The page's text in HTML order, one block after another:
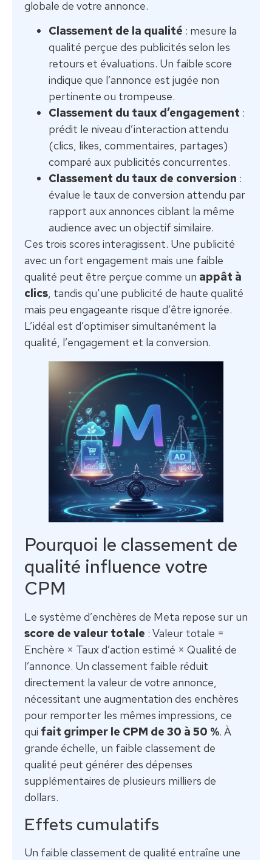
globale de votre annonce.
Classement de la qualité : mesure la
qualité perçue des publicités selon les
retours et évaluations. Un faible score
indique que l’annonce est jugée non
pertinente ou trompeuse.
Classement du taux d’engagement :
prédit le niveau d’interaction attendu
(clics, likes, commentaires, partages)
comparé aux publicités concurrentes.
Classement du taux de conversion :
évalue le taux de conversion attendu par
rapport aux annonces ciblant la même
audience avec un objectif similaire.
Ces trois scores interagissent. Une publicité
avec un fort engagement mais une faible
qualité peut être perçue comme un appât à
clics, tandis qu’une publicité de haute qualité
mais peu engageante risque d’être ignorée.
L’idéal est d’optimiser simultanément la
qualité, l’engagement et la conversion.
Pourquoi le classement de
qualité influence votre
CPM
Le système d’enchères de Meta repose sur un
score de valeur totale : Valeur totale =
Enchère × Taux d’action estimé × Qualité de
l’annonce. Un classement faible réduit
directement la valeur de votre annonce,
nécessitant une augmentation des enchères
pour remporter les mêmes impressions, ce
qui fait grimper le CPM de 30 à 50 %. À
grande échelle, un faible classement de
qualité peut générer des dépenses
supplémentaires de plusieurs milliers de
dollars.
Effets cumulatifs
Un faible classement de qualité entraîne une